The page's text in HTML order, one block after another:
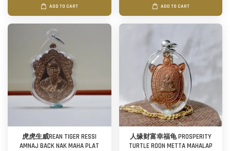
ADD TO CART ADD TO CART
虎虎生威REAN TIGER RESSI
AMNAJ BACK NAK MAHA PLAT
人缘财富幸福龟 PROSPERITY
TURTLE ROON METTA MAHALAP